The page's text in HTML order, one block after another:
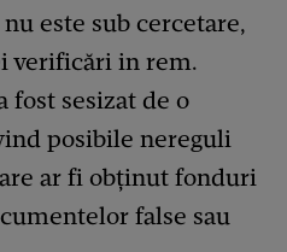
este sub cercetare,
verificări in rem.
fost sesizat de o
posibile nereguli
ar fi obținut fonduri
false sau